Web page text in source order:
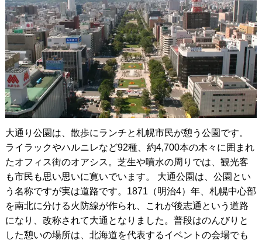
大通り公園は、散歩にランチと札幌市民が憩う公園です。
ライラックやハルニレなど92種、約4,700本の木々に囲まれ
たオフィス街のオアシス。芝生や噴水の周りでは、観光客
も市民も思い思いに寛いでいます。 大通公園は、公園とい
う名称ですが実は道路です。1871（明治4）年、札幌中心部
を南北に分ける火防線が作られ、これが後志通という道路
になり、改称されて大通となりました。普段はのんびりと
した憩いの場所は、北海道を代表するイベントの会場でも